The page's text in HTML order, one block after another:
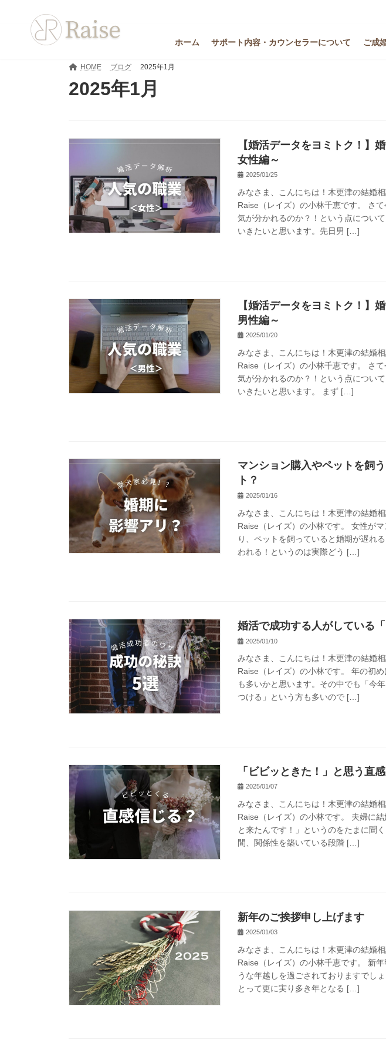
ホーム サポート内容・カウンセラーについて ご成
HOME ブログ 2025年1月
2025年1月
【婚活データをヨミトク！】
女性編～
2025/01/25
みなさま、こんにちは！木更津の結婚
Raise（レイズ）の小林千恵です。 さ
気が分かれるのか？！という点につい
いきたいと思います。先日男 […]
【婚活データをヨミトク！】
男性編～
2025/01/20
みなさま、こんにちは！木更津の結婚
Raise（レイズ）の小林千恵です。 さ
気が分かれるのか？！という点につい
いきたいと思います。 まず […]
マンション購入やペットを飼
ト？
2025/01/16
みなさま、こんにちは！木更津の結婚
Raise（レイズ）の小林です。 女性が
り、ペットを飼っていると婚期が遅れ
われる！というのは実際どう […]
婚活で成功する人がしている
2025/01/10
みなさま、こんにちは！木更津の結婚
Raise（レイズ）の小林です。 年の初
も多いかと思います。その中でも「今
つける」という方も多いので […]
「ビビッときた！」と思う直
2025/01/07
みなさま、こんにちは！木更津の結婚
Raise（レイズ）の小林です。 夫婦に
と来たんです！」というのをたまに聞
間、関係性を築いている段階 […]
新年のご挨拶申し上げます
2025/01/03
みなさま、こんにちは！木更津の結婚
Raise（レイズ）の小林千恵です。 新
うな年越しを過ごされておりますでし
とって更に実り多き年となる […]